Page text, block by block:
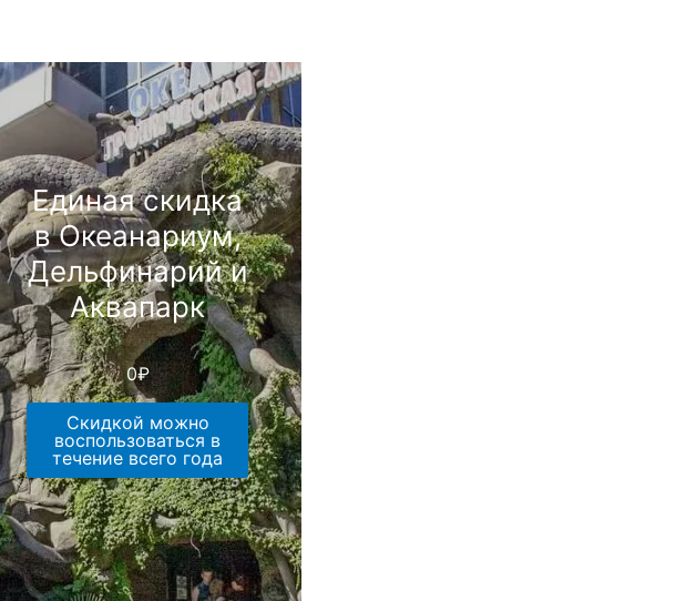
Единая скидка
в Океанариум,
Дельфинарий и
Аквапарк
0₽
Скидкой можно
воспользоваться в
течение всего года